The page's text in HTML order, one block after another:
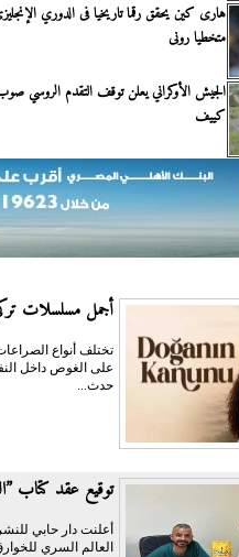
هارى كين يحقق رقما تاريخيا فى الدوري
متخطيا رونى
الجيش الأوكراني يعلن توقف التقدم الروسي
كييف
أجمل مسلسلات
تختلف أنواع
على الغوص داخل
حدث...
توقيع عقد كتاب
أعلنت دار حابي
العالم السري